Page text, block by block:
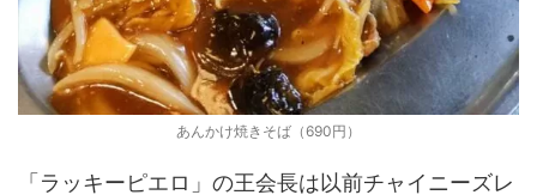
あんかけ焼きそば（690円）
「ラッキーピエロ」の王会長は以前チャイニーズレ